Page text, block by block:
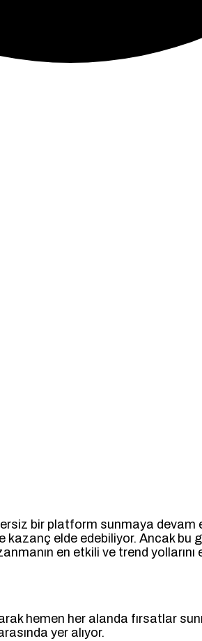
bir platform sunmaya
kazanç elde edebiliyor. Ancak
en etkili ve trend yollarını
hemen her alanda fırsatlar
yer alıyor.